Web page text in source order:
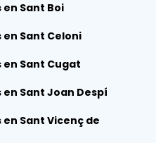
Sant Boi
Sant Celoni
Sant Cugat
Sant Joan Despí
Sant Vicenç de